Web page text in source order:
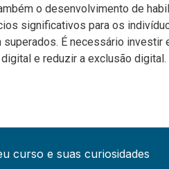
o desenvolvimento de
significativos para os
É necessário investir
e reduzir a exclusão digital.
curso e suas curiosidades